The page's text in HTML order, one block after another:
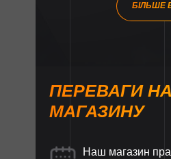
БІЛЬШЕ
ПЕРЕВАГИ
МАГАЗИНУ
Наш магазин